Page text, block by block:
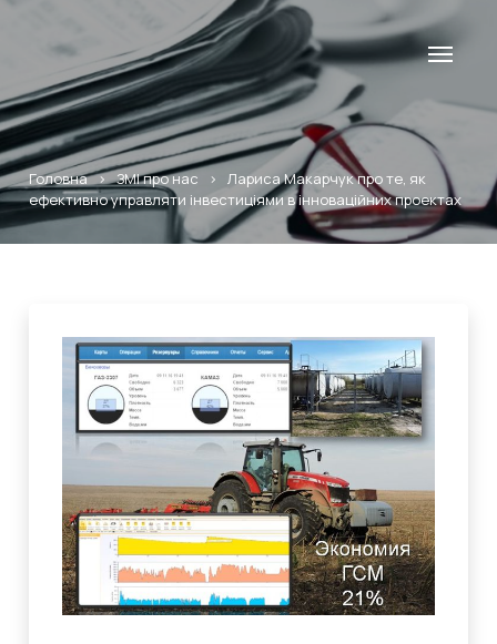
Головна>ЗМІ про нас >Лариса Макарчук про те, як
ефективно управляти інвестиціями в інноваційних проектах